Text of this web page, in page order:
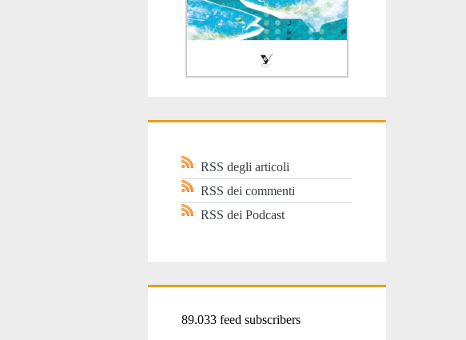
RSS degli articoli
RSS dei commenti
RSS dei Podcast
89.033 feed subscribers